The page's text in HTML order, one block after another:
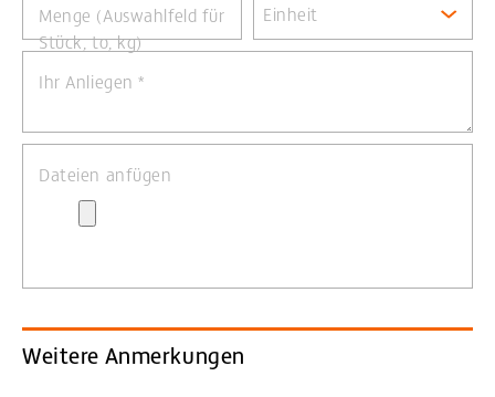
Menge (Auswahlfeld für
Stück, to, kg)
Einheit
Ihr Anliegen*
Dateien anfügen
Weitere Anmerkungen